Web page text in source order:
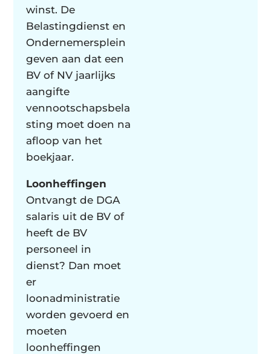
winst. De
Belastingdienst en
Ondernemersplein
geven aan dat een
BV of NV jaarlijks
aangifte
vennootschapsbela
sting moet doen na
afloop van het
boekjaar.
Loonheffingen
Ontvangt de DGA
salaris uit de BV of
heeft de BV
personeel in
dienst? Dan moet
er
loonadministratie
worden gevoerd en
moeten
loonheffingen